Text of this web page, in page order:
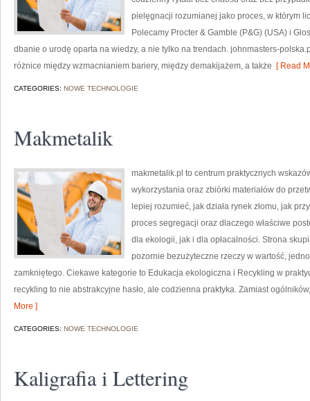
pielęgnacji rozumianej jako proces, w którym
Polecamy Procter & Gamble (P&G) (USA) i
dbanie o urodę oparta na wiedzy, a nie tylko na trendach. johnmasters-
różnice między wzmacnianiem bariery, między demakijażem, a także [ Read
CATEGORIES: NOWE TECHNOLOGIE
Makmetalik
makmetalik.pl to centrum praktycznych
wykorzystania oraz zbiórki materiałów do
lepiej rozumieć, jak działa rynek złomu, jak
proces segregacji oraz dlaczego właściwe
dla ekologii, jak i dla opłacalności. Strona
pozornie bezużyteczne rzeczy w wartość,
zamkniętego. Ciekawe kategorie to Edukacja ekologiczna i Recykling w
recykling to nie abstrakcyjne hasło, ale codzienna praktyka. Zamiast
More ]
CATEGORIES: NOWE TECHNOLOGIE
Kaligrafia i Lettering